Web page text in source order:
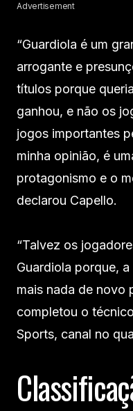
Advertisement
“Guardiola é um
arrogante e
títulos porque
ganhou, e não os
jogos importantes
minha opinião, é
protagonismo e o
declarou Capello.
“Talvez os
Guardiola porque,
mais nada de novo
completou o
Sports, canal no